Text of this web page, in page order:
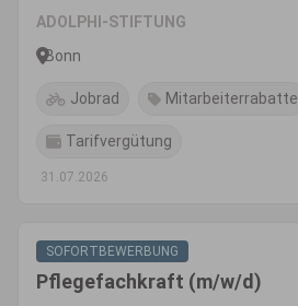
ADOLPHI-STIFTUNG
Bonn
Jobrad Mitarbeiterrabatte
Tarifvergütung
31.07.2026
SOFORTBEWERBUNG
Pflegefachkraft (m/w/d)